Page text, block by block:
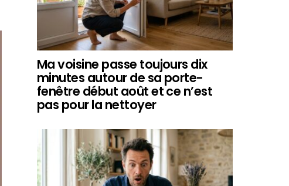
Ma voisine passe toujours dix
minutes autour de sa porte-
fenêtre début août et ce n’est
pas pour la nettoyer